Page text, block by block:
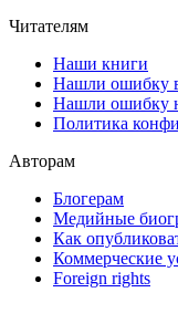
Читателям
Наши книги
Нашли ошибку
Нашли ошибку
Политика
Авторам
Блогерам
Медийные
Как
Коммерческие
Foreign rights